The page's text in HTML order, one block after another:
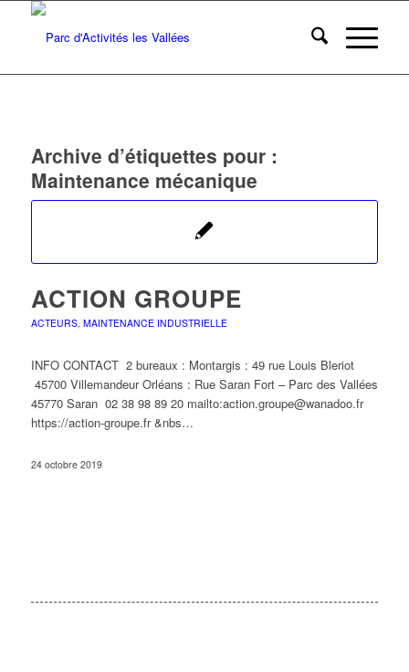
Archive d’étiquettes pour :
Maintenance mécanique
ACTION GROUPE
ACTEURS, MAINTENANCE INDUSTRIELLE
INFO CONTACT 2 bureaux : Montargis : 49 rue Louis Bleriot
45700 Villemandeur Orléans : Rue Saran Fort – Parc des Vallées
45770 Saran 02 38 98 89 20 mailto:action.groupe@wanadoo.fr
https://action-groupe.fr &nbs…
24 octobre 2019